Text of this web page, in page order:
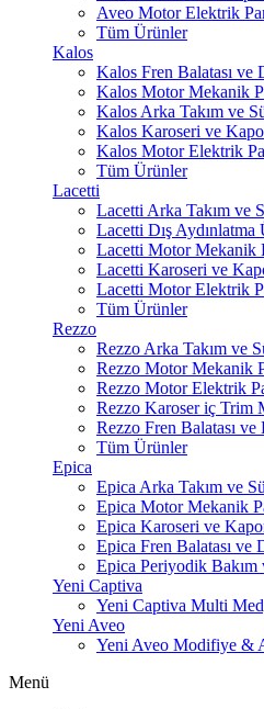
Aveo Motor Elektrik
Tüm Ürünler
Kalos
Kalos Fren Balatası ve
Kalos Motor Mekanik
Kalos Arka Takım ve
Kalos Karoseri ve
Kalos Motor Elektrik
Tüm Ürünler
Lacetti
Lacetti Arka Takım ve
Lacetti Dış Aydınlatma
Lacetti Motor Mekanik
Lacetti Karoseri ve
Lacetti Motor Elektrik
Tüm Ürünler
Rezzo
Rezzo Arka Takım ve
Rezzo Motor Mekanik
Rezzo Motor Elektrik
Rezzo Karoser iç Trim
Rezzo Fren Balatası ve
Tüm Ürünler
Epica
Epica Arka Takım ve
Epica Motor Mekanik
Epica Karoseri ve
Epica Fren Balatası ve
Epica Periyodik Bakım
Yeni Captiva
Yeni Captiva Multi
Yeni Aveo
Yeni Aveo Modifiye &
Menü